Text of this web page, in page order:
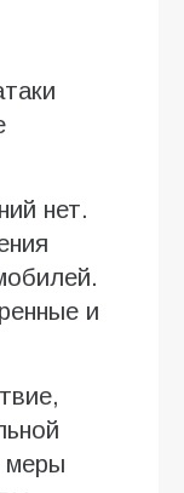
нет.
и
меры